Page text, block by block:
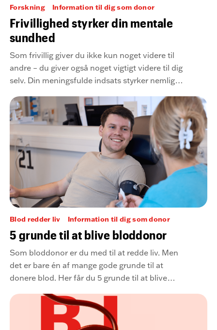
Forskning Information til dig som donor
Frivillighed styrker din mentale
sundhed
Som frivillig giver du ikke kun noget videre til
andre – du giver også noget vigtigt videre til dig
selv. Din meningsfulde indsats styrker nemlig
Blod redder liv Information til dig som donor
5 grunde til at blive bloddonor
Som bloddonor er du med til at redde liv. Men
det er bare én af mange gode grunde til at
donere blod. Her får du 5 grunde til at blive